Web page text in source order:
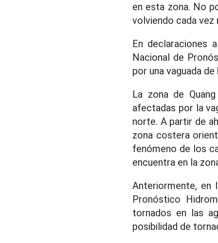
en esta zona. No
volviendo cada vez
En declaraciones
Nacional de
por una vaguada
La zona de
afectadas por la
norte. A partir de
zona costera
fenómeno de los
encuentra en la
Anteriormente, en
Pronóstico
tornados en las
posibilidad de